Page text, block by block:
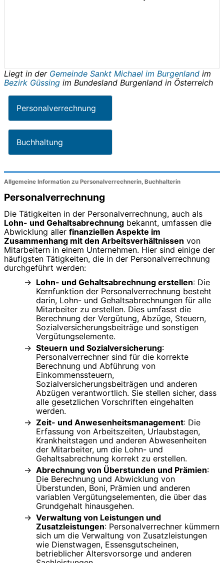
Liegt in der Gemeinde Sankt Michael im Burgenland im
Bezirk Güssing im Bundesland Burgenland in Österreich
Personalverrechnung
Buchhaltung
Allgemeine Information zu Personalverrechnerin, Buchhalterin
Personalverrechnung
Die Tätigkeiten in der Personalverrechnung, auch als
Lohn- und Gehaltsabrechnung bekannt, umfassen die
Abwicklung aller finanziellen Aspekte im
Zusammenhang mit den Arbeitsverhältnissen von
Mitarbeitern in einem Unternehmen. Hier sind einige der
häufigsten Tätigkeiten, die in der Personalverrechnung
durchgeführt werden:
Lohn- und Gehaltsabrechnung erstellen: Die
Kernfunktion der Personalverrechnung besteht
darin, Lohn- und Gehaltsabrechnungen für alle
Mitarbeiter zu erstellen. Dies umfasst die
Berechnung der Vergütung, Abzüge, Steuern,
Sozialversicherungsbeiträge und sonstigen
Vergütungselemente.
Steuern und Sozialversicherung:
Personalverrechner sind für die korrekte
Berechnung und Abführung von
Einkommenssteuern,
Sozialversicherungsbeiträgen und anderen
Abzügen verantwortlich. Sie stellen sicher, dass
alle gesetzlichen Vorschriften eingehalten
werden.
Zeit- und Anwesenheitsmanagement: Die
Erfassung von Arbeitszeiten, Urlaubstagen,
Krankheitstagen und anderen Abwesenheiten
der Mitarbeiter, um die Lohn- und
Gehaltsabrechnung korrekt zu erstellen.
Abrechnung von Überstunden und Prämien:
Die Berechnung und Abwicklung von
Überstunden, Boni, Prämien und anderen
variablen Vergütungselementen, die über das
Grundgehalt hinausgehen.
Verwaltung von Leistungen und
Zusatzleistungen: Personalverrechner kümmern
sich um die Verwaltung von Zusatzleistungen
wie Dienstwagen, Essensgutscheinen,
betrieblicher Altersvorsorge und anderen